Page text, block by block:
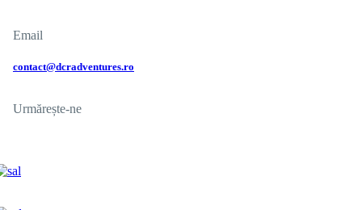
Email
contact@dcradventures.ro
Urmărește-ne